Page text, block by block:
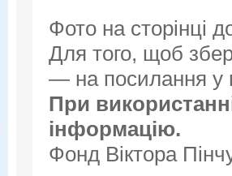
Фото на сторінці
Для того, щоб
— на посилання у
При
інформацію.
Фонд Віктора